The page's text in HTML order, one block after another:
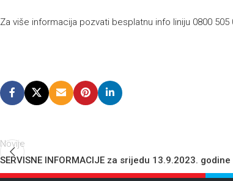
Za više informacija pozvati besplatnu info liniju 0800 505
Novije
SERVISNE INFORMACIJE za srijedu 13.9.2023. godine